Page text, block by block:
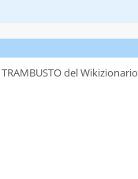
del Wikizionario